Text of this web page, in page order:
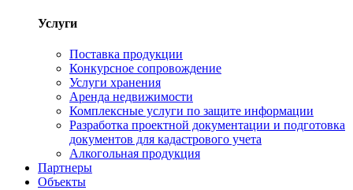
Услуги
Поставка продукции
Конкурсное сопровождение
Услуги хранения
Аренда недвижимости
Комплексные услуги по защите информации
Разработка проектной документации и подготовка
документов для кадастрового учета
Алкогольная продукция
Партнеры
Объекты